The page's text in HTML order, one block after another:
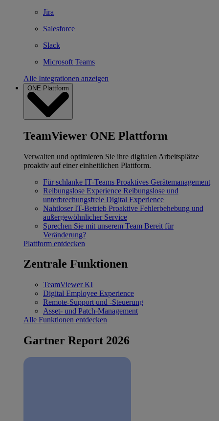
Jira
Salesforce
Slack
Microsoft Teams
Alle Integrationen anzeigen
ONE Plattform
TeamViewer ONE Plattform
Verwalten und optimieren Sie ihre digitalen Arbeitsplätze
proaktiv auf einer einheitlichen Plattform.
Für schlanke IT‐Teams Proaktives Gerätemanagement
Reibungslose Experience Reibungslose und
unterbrechungsfreie Digital Experience
Nahtloser IT-Betrieb Proaktive Fehlerbehebung und
außergewöhnlicher Service
Sprechen Sie mit unserem Team Bereit für
Veränderung?
Plattform entdecken
Zentrale Funktionen
TeamViewer KI
Digital Employee Experience
Remote-Support und -Steuerung
Asset- und Patch-Management
Alle Funktionen entdecken
Gartner Report 2026